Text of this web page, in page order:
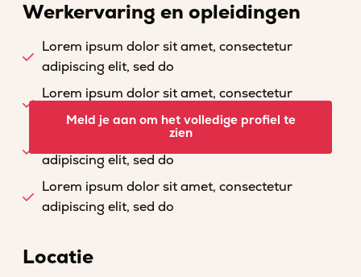
Werkervaring en opleidingen
Lorem ipsum dolor sit amet, consectetur
adipiscing elit, sed do
Lorem ipsum dolor sit amet, consectetur
adipiscing elit, sed do
Lorem ipsum dolor sit amet, consectetur
adipiscing elit, sed do
Lorem ipsum dolor sit amet, consectetur
adipiscing elit, sed do
Meld je aan om het volledige profiel te
zien
Locatie